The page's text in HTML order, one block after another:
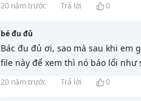
20 năm trước Trả lời 0
bé đu đủ
Bác đu đủ ơi, sao mà sau khi em
file này để xem thì nó báo lổi như
20 năm trước Trả lời 0